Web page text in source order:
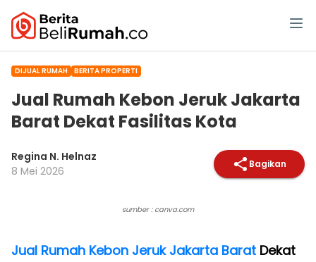
DIJUAL RUMAH BERITA PROPERTI
Jual Rumah Kebon Jeruk Jakarta
Barat Dekat Fasilitas Kota
Regina N. Helnaz
8 Mei 2026
Bagikan
sumber : canva.com
Jual Rumah Kebon Jeruk Jakarta Barat Dekat